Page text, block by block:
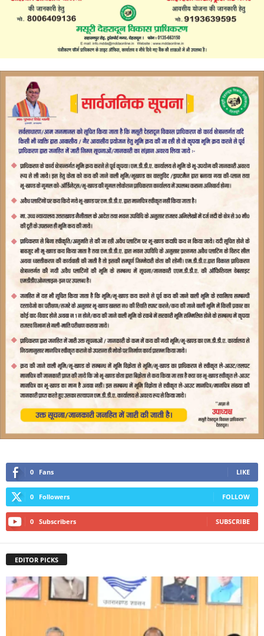
0 Fans LIKE
0 Followers FOLLOW
0 Subscribers SUBSCRIBE
EDITOR PICKS